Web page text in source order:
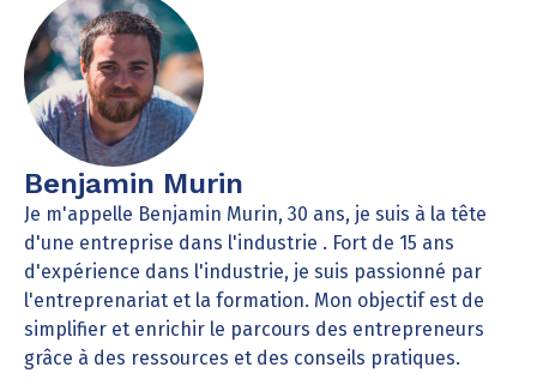
Benjamin Murin
Je m'appelle Benjamin Murin, 30 ans, je suis à la tête
d'une entreprise dans l'industrie . Fort de 15 ans
d'expérience dans l'industrie, je suis passionné par
l'entreprenariat et la formation. Mon objectif est de
simplifier et enrichir le parcours des entrepreneurs
grâce à des ressources et des conseils pratiques.